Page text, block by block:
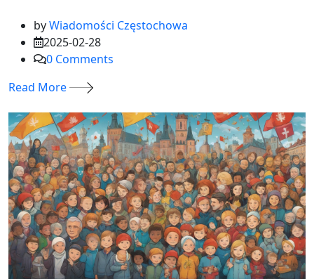
byWiadomości Częstochowa
2025-02-28
0 Comments
Read More